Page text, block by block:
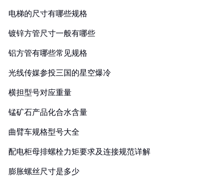
电梯的尺寸有哪些规格
镀锌方管尺寸一般有哪些
铝方管有哪些常见规格
光线传媒参投三国的星空爆冷
横担型号对应重量
锰矿石产品化合水含量
曲臂车规格型号大全
配电柜母排螺栓力矩要求及连接规范详解
膨胀螺丝尺寸是多少